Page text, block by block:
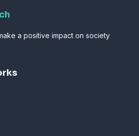
a positive impact on society